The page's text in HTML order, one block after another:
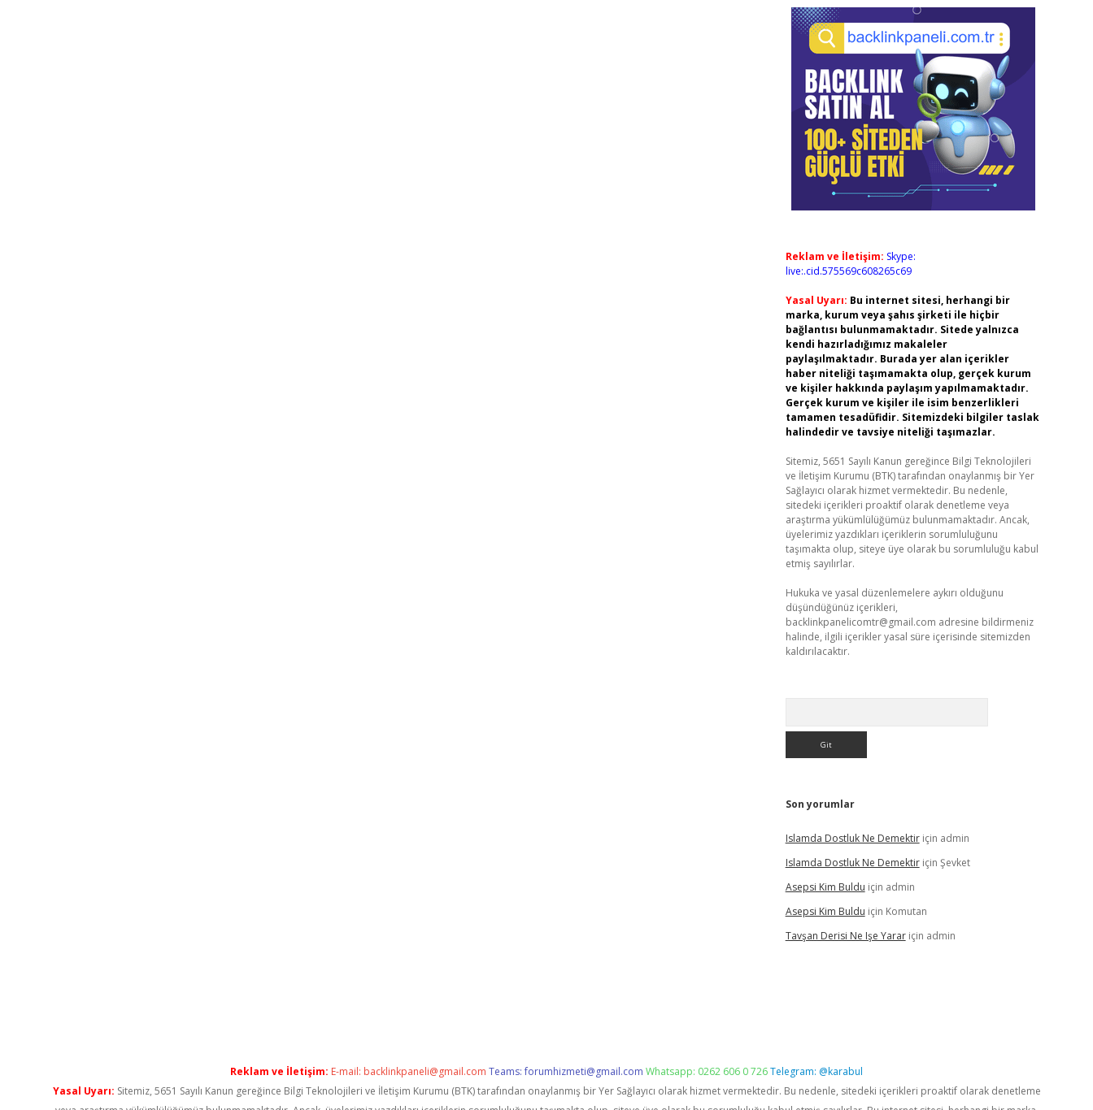
Reklam ve İletişim: Skype:
live:.cid.575569c608265c69
Yasal Uyarı: Bu internet sitesi, herhangi bir
marka, kurum veya şahıs şirketi ile hiçbir
bağlantısı bulunmamaktadır. Sitede yalnızca
kendi hazırladığımız makaleler
paylaşılmaktadır. Burada yer alan içerikler
haber niteliği taşımamakta olup, gerçek kurum
ve kişiler hakkında paylaşım yapılmamaktadır.
Gerçek kurum ve kişiler ile isim benzerlikleri
tamamen tesadüfidir. Sitemizdeki bilgiler taslak
halindedir ve tavsiye niteliği taşımazlar.
Sitemiz, 5651 Sayılı Kanun gereğince Bilgi Teknolojileri
ve İletişim Kurumu (BTK) tarafından onaylanmış bir Yer
Sağlayıcı olarak hizmet vermektedir. Bu nedenle,
sitedeki içerikleri proaktif olarak denetleme veya
araştırma yükümlülüğümüz bulunmamaktadır. Ancak,
üyelerimiz yazdıkları içeriklerin sorumluluğunu
taşımakta olup, siteye üye olarak bu sorumluluğu kabul
etmiş sayılırlar.
Hukuka ve yasal düzenlemelere aykırı olduğunu
düşündüğünüz içerikleri,
backlinkpanelicomtr@gmail.com adresine bildirmeniz
halinde, ilgili içerikler yasal süre içerisinde sitemizden
kaldırılacaktır.
Son yorumlar
Islamda Dostluk Ne Demektiriçin admin
Islamda Dostluk Ne Demektiriçin Şevket
Asepsi Kim Buldu için admin
Asepsi Kim Buldu için Komutan
Tavşan Derisi Ne Işe Yarariçin admin
Reklam ve İletişim: E-mail: backlinkpaneli@gmail.com Teams:forumhizmeti@gmail.com Whatsapp: 0262 606 0 726Telegram: @karabul
Yasal Uyarı: Sitemiz, 5651 Sayılı Kanun gereğince Bilgi Teknolojileri ve İletişim Kurumu (BTK) tarafından onaylanmış bir Yer Sağlayıcı olarak hizmet vermektedir. Bu nedenle, sitedeki içerikleri proaktif olarak denetleme